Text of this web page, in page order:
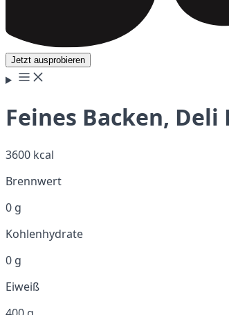
Jetzt ausprobieren
Feines Backen,
3600 kcal
Brennwert
0 g
Kohlenhydrate
0 g
Eiweiß